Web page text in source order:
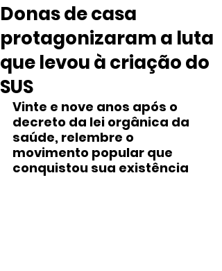
Donas de casa
protagonizaram a luta
que levou à criação do
SUS
Vinte e nove anos após o
decreto da lei orgânica da
saúde, relembre o
movimento popular que
conquistou sua existência